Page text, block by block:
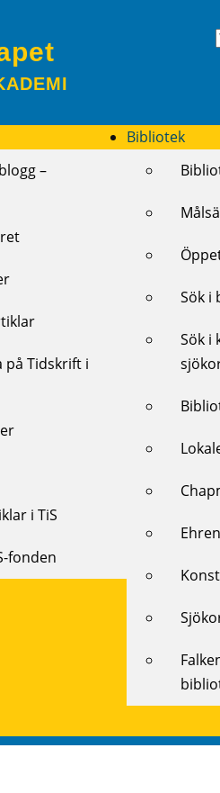
–
på Tidskrift i
i TiS
fonden
Bibliotek
Sök i
Sök i